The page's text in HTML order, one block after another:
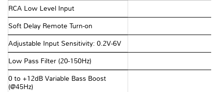
RCA Low Level Input
Soft Delay Remote Turn-on
Adjustable Input Sensitivity: 0.2V-6V
Low Pass Filter (20-150Hz)
0 to +12dB Variable Bass Boost
(@45Hz)